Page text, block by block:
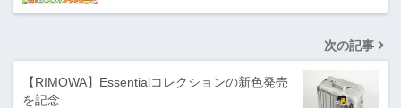
次の記事
【RIMOWA】Essentialコレクションの新色発売
を記念…